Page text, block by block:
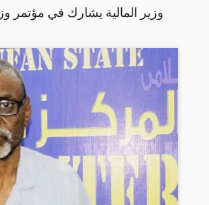
وزير المالية يشارك في مؤتمر